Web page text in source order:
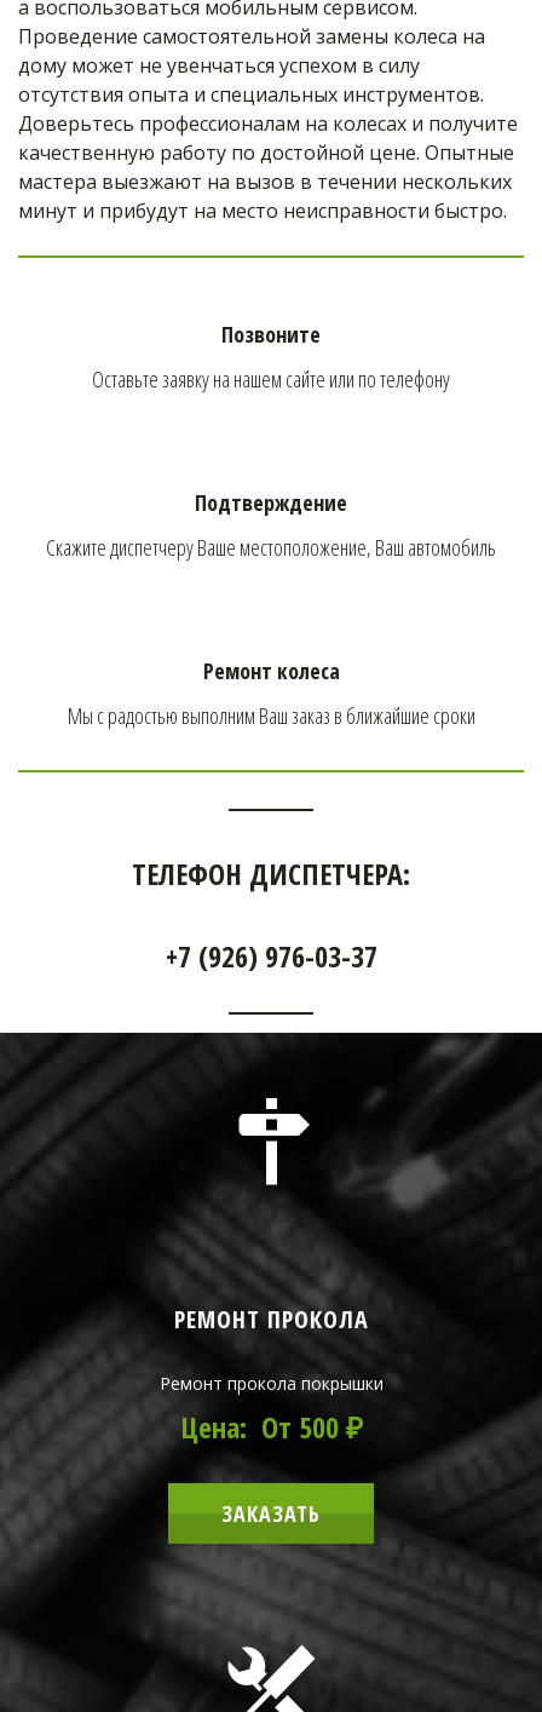
а воспользоваться мобильным сервисом.
Проведение самостоятельной замены колеса на
дому может не увенчаться успехом в силу
отсутствия опыта и специальных инструментов.
Доверьтесь профессионалам на колесах и получите
качественную работу по достойной цене. Опытные
мастера выезжают на вызов в течении нескольких
минут и прибудут на место неисправности быстро.
Позвоните
Оставьте заявку на нашем сайте или по телефону
Подтверждение
Скажите диспетчеру Ваше местоположение, Ваш автомобиль
Ремонт колеса
Мы с радостью выполним Ваш заказ в ближайшие сроки
ТЕЛЕФОН ДИСПЕТЧЕРА:
+7 (926) 976-03-37
РЕМОНТ ПРОКОЛА
Ремонт прокола покрышки
Цена: От 500 ₽
ЗАКАЗАТЬ